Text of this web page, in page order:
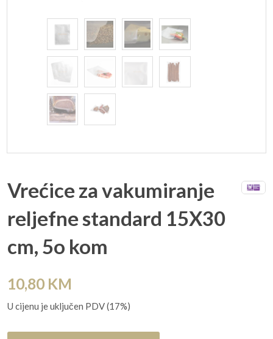
Vrećice za vakumiranje
reljefne standard 15X30
cm, 5o kom
10,80 KM
U cijenu je uključen PDV (17%)